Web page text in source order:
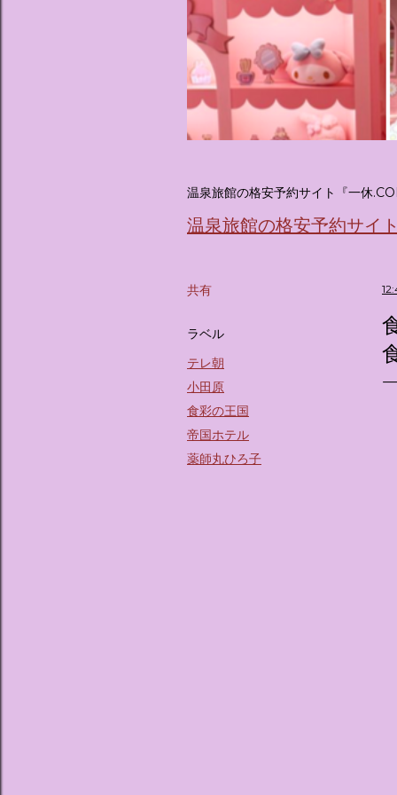
温泉旅館の格安予約サイト『一休
温泉旅館の格安予約サイ
共有
ラベル
テレ朝
小田原
食彩の王国
帝国ホテル
薬師丸ひろ子